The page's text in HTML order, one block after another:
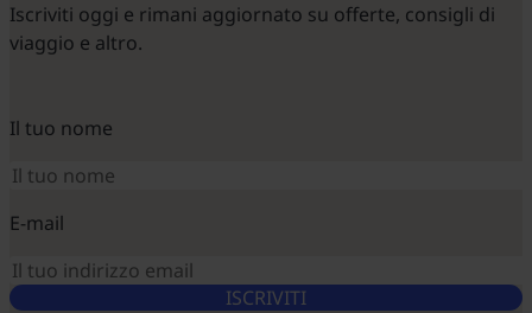
Iscriviti oggi e rimani aggiornato su offerte, consigli di
viaggio e altro.
Il tuo nome
E-mail
ISCRIVITI